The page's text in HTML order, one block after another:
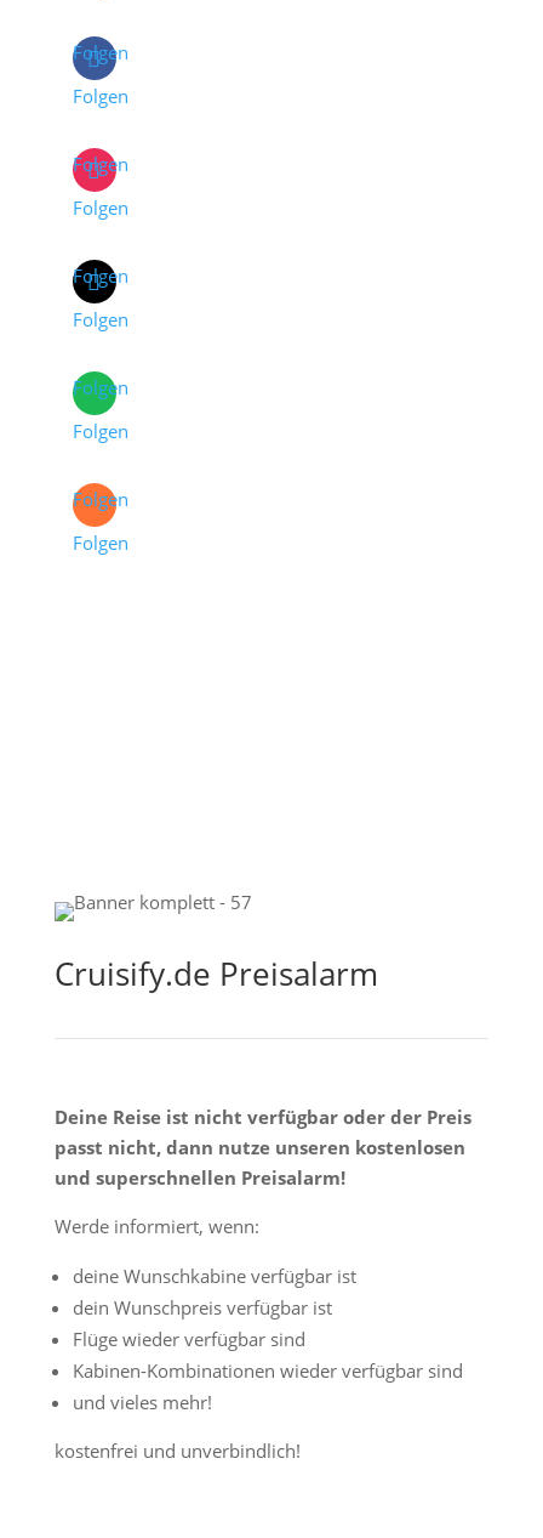
Folgen
Folgen
Folgen
Folgen
Folgen
Folgen
Folgen
Folgen
Folgen
Folgen
Cruisify.de Preisalarm
Deine Reise ist nicht verfügbar oder der Preis
passt nicht, dann nutze unseren kostenlosen
und superschnellen Preisalarm!
Werde informiert, wenn:
deine Wunschkabine verfügbar ist
dein Wunschpreis verfügbar ist
Flüge wieder verfügbar sind
Kabinen-Kombinationen wieder verfügbar sind
und vieles mehr!
kostenfrei und unverbindlich!